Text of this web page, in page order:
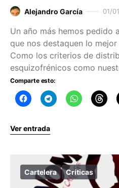
Alejandro García 01/
Un año más hemos pedido
que nos destaquen lo
Como los criterios de
esquizofrénicos como
Comparte esto:
Ver entrada
Cartelera Críticas